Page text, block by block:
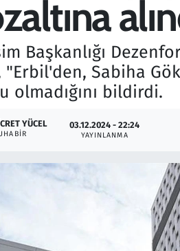
Başkanlığı
"Erbil'den, Sabiha
olmadığını bildirdi.
YÜCEL 03.12.2024 - 22:24
YAYINLANMA